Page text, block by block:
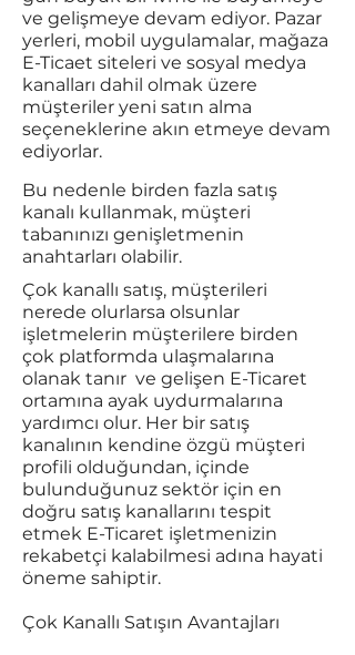
ve gelişmeye devam ediyor. Pazar
yerleri, mobil uygulamalar, mağaza
E-Ticaet siteleri ve sosyal medya
kanalları dahil olmak üzere
müşteriler yeni satın alma
seçeneklerine akın etmeye devam
ediyorlar.
Bu nedenle birden fazla satış
kanalı kullanmak, müşteri
tabanınızı genişletmenin
anahtarları olabilir.
Çok kanallı satış, müşterileri
nerede olurlarsa olsunlar
işletmelerin müşterilere birden
çok platformda ulaşmalarına
olanak tanır ve gelişen E-Ticaret
ortamına ayak uydurmalarına
yardımcı olur. Her bir satış
kanalının kendine özgü müşteri
profili olduğundan, içinde
bulunduğunuz sektör için en
doğru satış kanallarını tespit
etmek E-Ticaret işletmenizin
rekabetçi kalabilmesi adına hayati
öneme sahiptir.
Çok Kanallı Satışın Avantajları